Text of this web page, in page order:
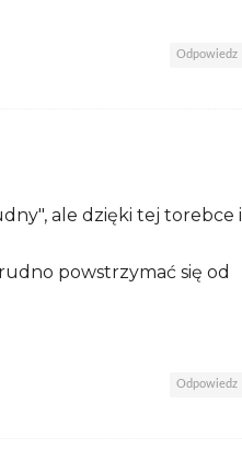
Odpowiedz
ale dzięki tej torebce i
powstrzymać się od
Odpowiedz